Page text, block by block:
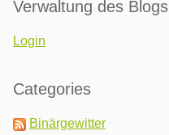
Verwaltung des Blogs
Login
Categories
Binärgewitter